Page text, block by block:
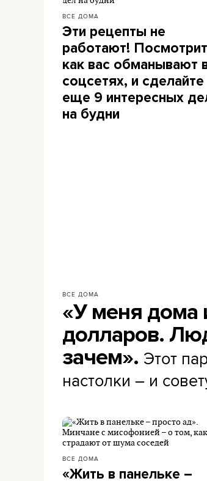
ВСЕ ДОМА
Эти рецепты не
работают!
как вас обманывают
соцсетях, и сделайте
еще 9 интересных
на будни
ВСЕ ДОМА
«У меня дома
долларов.
зачем». Этот
настолки – и
ВСЕ ДОМА
«Жить в панельке –